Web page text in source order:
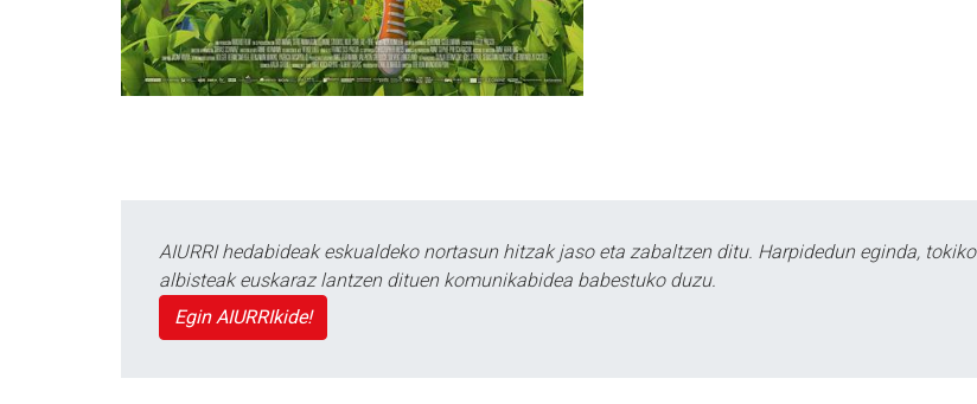
AIURRI hedabideak eskualdeko nortasun hitzak jaso eta zabaltzen ditu. Harpidedun eginda, tokiko
albisteak euskaraz lantzen dituen komunikabidea babestuko duzu.
Egin AIURRIkide!